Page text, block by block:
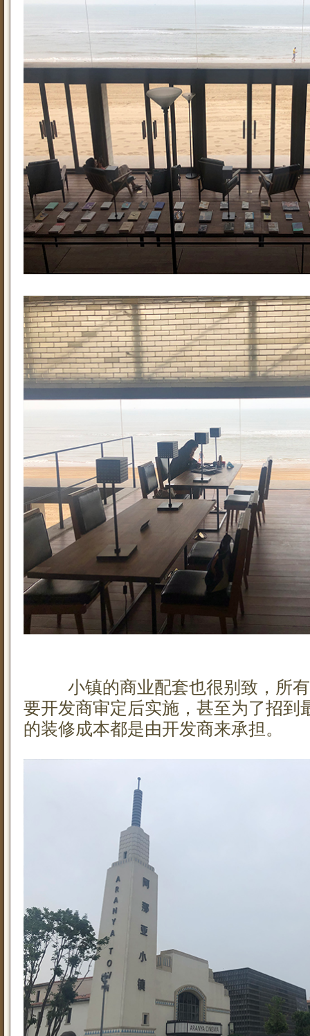
小镇的商业配套也很别致，所有
要开发商审定后实施，甚至为了招到
的装修成本都是由开发商来承担。